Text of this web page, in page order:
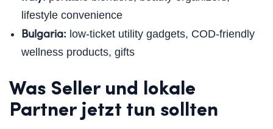
lifestyle convenience
Bulgaria: low-ticket utility gadgets, COD-friendly
wellness products, gifts
Was Seller und lokale
Partner jetzt tun sollten